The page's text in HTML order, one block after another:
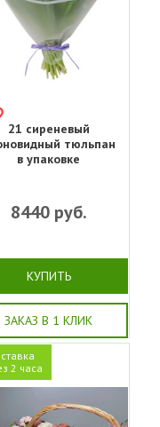
21 сиреневый
тюльпан
в упаковке
8440руб.
КУПИТЬ
ЗАКАЗ В 1 КЛИК
2 часа